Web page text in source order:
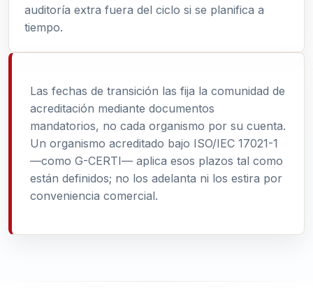
auditoría extra fuera del ciclo si se planifica a
tiempo.
Las fechas de transición las fija la comunidad de
acreditación mediante documentos
mandatorios, no cada organismo por su cuenta.
Un organismo acreditado bajo ISO/IEC 17021-1
—como G-CERTI— aplica esos plazos tal como
están definidos; no los adelanta ni los estira por
conveniencia comercial.